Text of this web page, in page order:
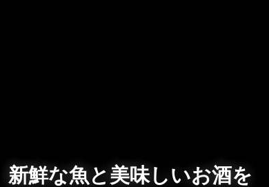
新鮮な魚と美味しいお酒を